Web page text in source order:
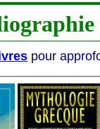
pour